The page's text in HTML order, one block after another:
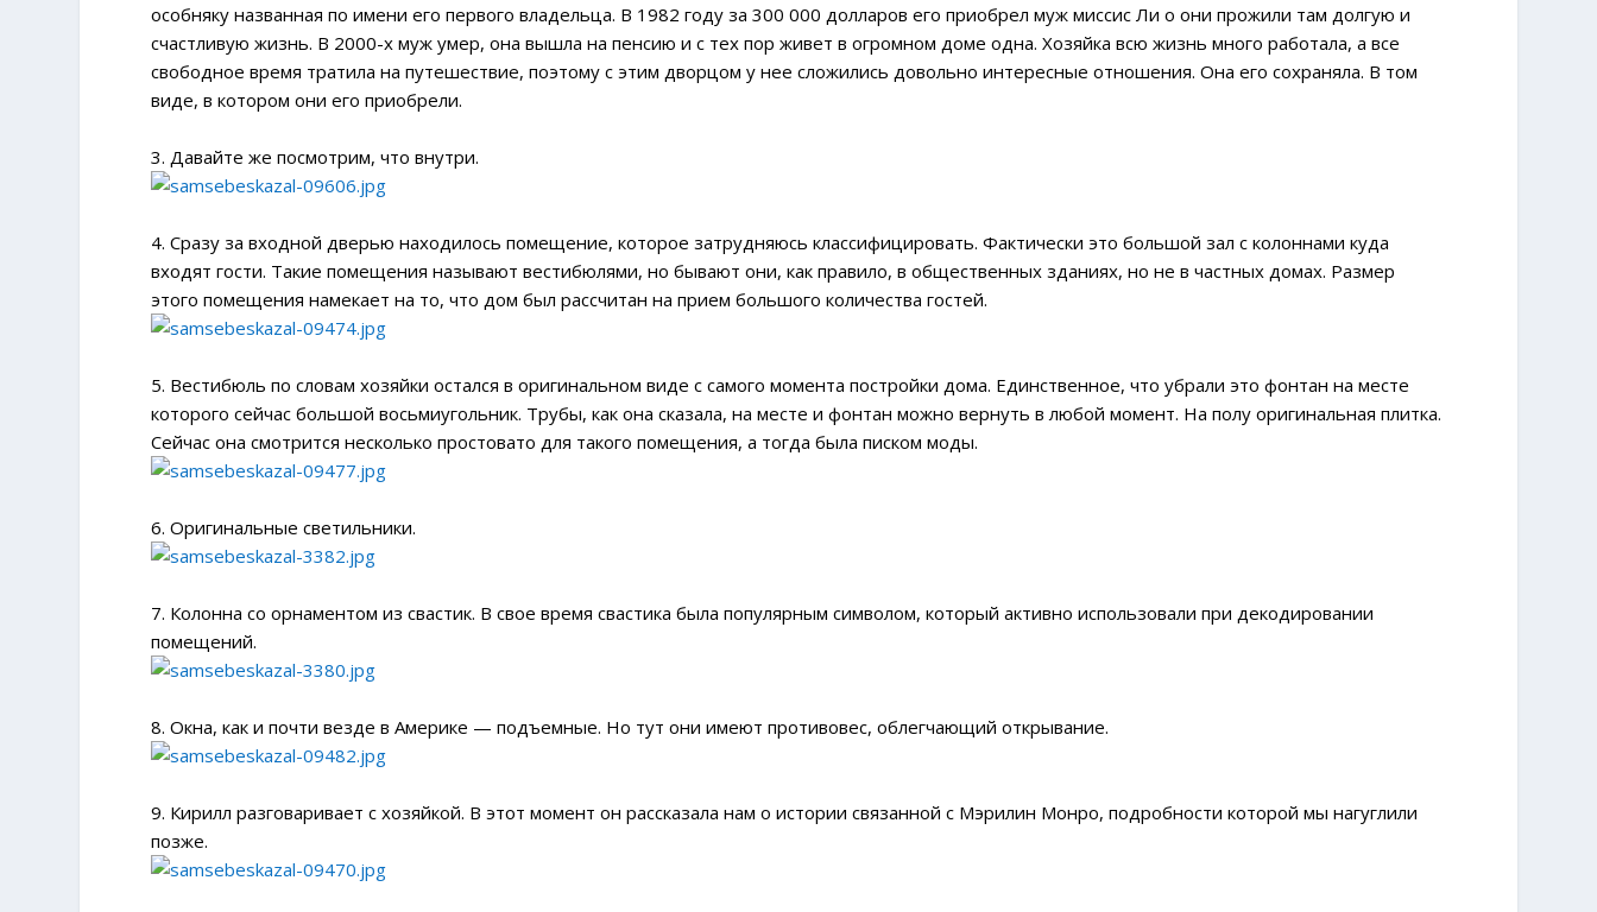
особняку названная по имени его первого владельца. В 1982 году за 300 000 долларов его приобрел муж миссис Ли о они прожили там долгую и
счастливую жизнь. В 2000-х муж умер, она вышла на пенсию и с тех пор живет в огромном доме одна. Хозяйка всю жизнь много работала, а все
свободное время тратила на путешествие, поэтому с этим дворцом у нее сложились довольно интересные отношения. Она его сохраняла. В том
виде, в котором они его приобрели.
3. Давайте же посмотрим, что внутри.
4. Сразу за входной дверью находилось помещение, которое затрудняюсь классифицировать. Фактически это большой зал с колоннами куда
входят гости. Такие помещения называют вестибюлями, но бывают они, как правило, в общественных зданиях, но не в частных домах. Размер
этого помещения намекает на то, что дом был рассчитан на прием большого количества гостей.
5. Вестибюль по словам хозяйки остался в оригинальном виде с самого момента постройки дома. Единственное, что убрали это фонтан на месте
которого сейчас большой восьмиугольник. Трубы, как она сказала, на месте и фонтан можно вернуть в любой момент. На полу оригинальная плитка.
Сейчас она смотрится несколько простовато для такого помещения, а тогда была писком моды.
6. Оригинальные светильники.
7. Колонна со орнаментом из свастик. В свое время свастика была популярным символом, который активно использовали при декодировании
помещений.
8. Окна, как и почти везде в Америке — подъемные. Но тут они имеют противовес, облегчающий открывание.
9. Кирилл разговаривает с хозяйкой. В этот момент он рассказала нам о истории связанной с Мэрилин Монро, подробности которой мы нагуглили
позже.